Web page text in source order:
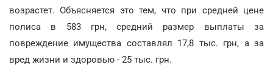
возрастет. Объясняется это тем, что при средней цене
полиса в 583 грн, средний размер выплаты за
повреждение имущества составлял 17,8 тыс. грн, а за
вред жизни и здоровью - 25 тыс. грн.